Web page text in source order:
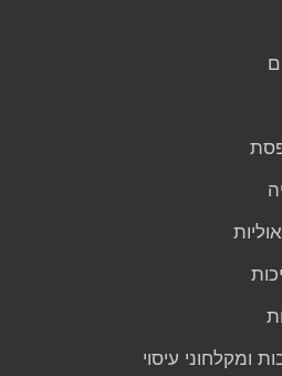
ומקלחוני עיסוי